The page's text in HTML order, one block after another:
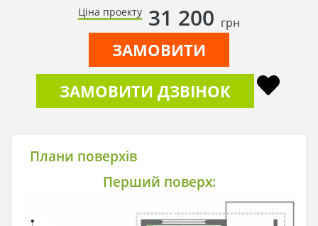
Ціна проекту 31 200 грн
ЗАМОВИТИ
ЗАМОВИТИ ДЗВІНОК
Плани поверхів
Перший поверх: